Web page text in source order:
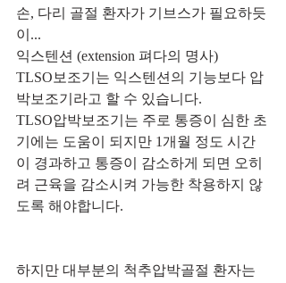
손, 다리 골절 환자가 기브스가 필요하듯
이...
익스텐션 (extension 펴다의 명사)
TLSO보조기는 익스텐션의 기능보다 압
박보조기라고 할 수 있습니다.
TLSO압박보조기는 주로 통증이 심한 초
기에는 도움이 되지만 1개월 정도 시간
이 경과하고 통증이 감소하게 되면 오히
려 근육을 감소시켜 가능한 착용하지 않
도록 해야합니다.
하지만 대부분의 척추압박골절 환자는